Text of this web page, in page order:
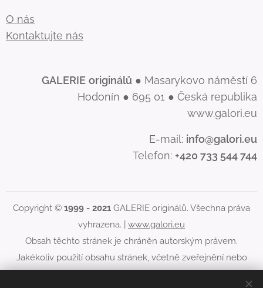
O nás
Kontaktujte nás
GALERIE originálů ● Masarykovo náměstí 6
Hodonín ● 695 01 ● Česká republika
www.galori.eu
E-mail: info@galori.eu
Telefon: +420 733 544 744
Copyright © 1999 - 2021 GALERIE originálů. Všechna práva
vyhrazena. | www.galori.eu
Obsah těchto stránek je chráněn autorským právem.
Jakékoliv použití obsahu stránek, včetně zveřejnění nebo